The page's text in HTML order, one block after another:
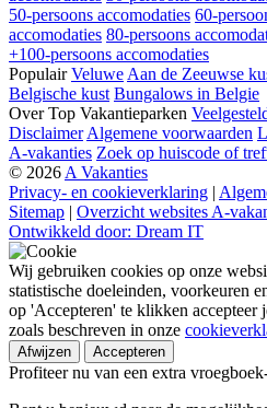
50-persoons accomodaties 60-
accomodaties 80-persoons
+100-persoons accomodaties
Populair Veluwe Aan de Zeeuwse
Belgische kust Bungalows in Belgie
Over Top Vakantieparken
Disclaimer Algemene voorwaarden
A-vakanties Zoek op huiscode of
© 2026 A Vakanties
Privacy- en cookieverklaring |
Sitemap | Overzicht websites A-
Ontwikkeld door: Dream IT
Wij gebruiken cookies op onze
statistische doeleinden, voorkeuren
op 'Accepteren' te klikken accepteer
zoals beschreven in onze
Afwijzen Accepteren
Profiteer nu van een extra